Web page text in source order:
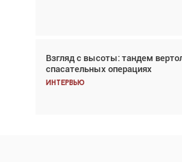
Взгляд с высоты: тандем
спасательных операциях
Интервью
Частный самолёт – это актив.
покупке соответствующим
Интервью